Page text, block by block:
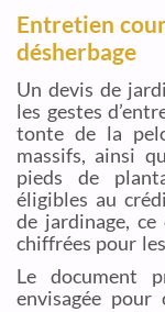
Entretien
désherbage
Un devis de
les gestes
tonte de la
massifs, ainsi
pieds de
éligibles au
de jardinage,
chiffrées pour
Le document
envisagée